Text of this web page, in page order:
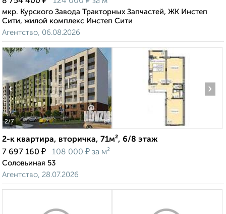
мкр. Курского Завода Тракторных Запчастей, ЖК Инстеп
Сити, жилой комплекс Инстеп Сити
Агентство, 06.08.2026
2/7
‹ ›
2-к квартира, вторичка, 71м², 6/8 этаж
7 697 160 ₽ 108 000 ₽ за м²
Соловьиная 53
Агентство, 28.07.2026